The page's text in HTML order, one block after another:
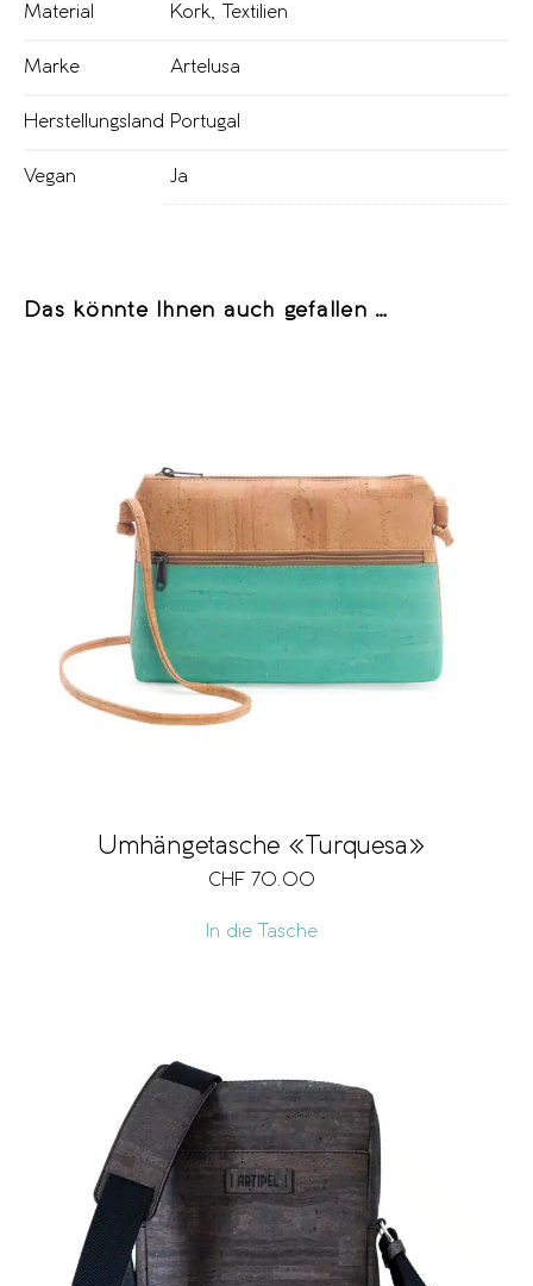
Material Kork Textilien
Marke Artelusa
Herstellungsland Portugal
Vegan Ja
Das könnte Ihnen auch gefallen …
Umhängetasche «Turquesa»
CHF 70.00
In die Tasche